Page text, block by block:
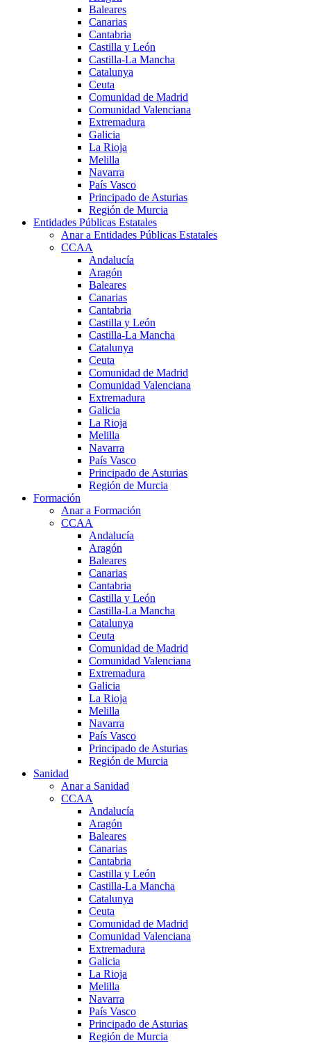
Baleares
Canarias
Cantabria
Castilla y León
Castilla-La Mancha
Catalunya
Ceuta
Comunidad de Madrid
Comunidad Valenciana
Extremadura
Galicia
La Rioja
Melilla
Navarra
País Vasco
Principado de Asturias
Región de Murcia
Entidades Públicas Estatales
Anar a Entidades Públicas Estatales
CCAA
Andalucía
Aragón
Baleares
Canarias
Cantabria
Castilla y León
Castilla-La Mancha
Catalunya
Ceuta
Comunidad de Madrid
Comunidad Valenciana
Extremadura
Galicia
La Rioja
Melilla
Navarra
País Vasco
Principado de Asturias
Región de Murcia
Formación
Anar a Formación
CCAA
Andalucía
Aragón
Baleares
Canarias
Cantabria
Castilla y León
Castilla-La Mancha
Catalunya
Ceuta
Comunidad de Madrid
Comunidad Valenciana
Extremadura
Galicia
La Rioja
Melilla
Navarra
País Vasco
Principado de Asturias
Región de Murcia
Sanidad
Anar a Sanidad
CCAA
Andalucía
Aragón
Baleares
Canarias
Cantabria
Castilla y León
Castilla-La Mancha
Catalunya
Ceuta
Comunidad de Madrid
Comunidad Valenciana
Extremadura
Galicia
La Rioja
Melilla
Navarra
País Vasco
Principado de Asturias
Región de Murcia